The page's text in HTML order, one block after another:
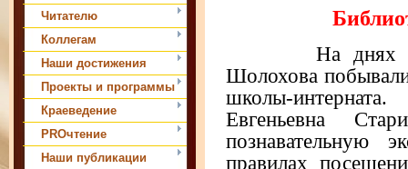
Читателю
Коллегам
Наши достижения
Проекты и программы
Краеведение
PROчтение
Наши публикации
На днях в
Шолохова
школы-
Евгеньевна
познавательную
правилах